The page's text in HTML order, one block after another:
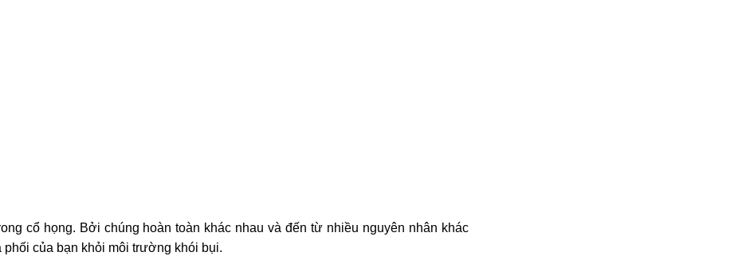
cổ họng. Bởi chúng hoàn toàn khác nhau và đến từ nhiều nguyên nhân khác
của bạn khỏi môi trường khói bụi.